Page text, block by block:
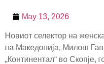
May 13, 2026
Новиот селектор на
на Македонија, Милош
„Континентал“ во Скопје,